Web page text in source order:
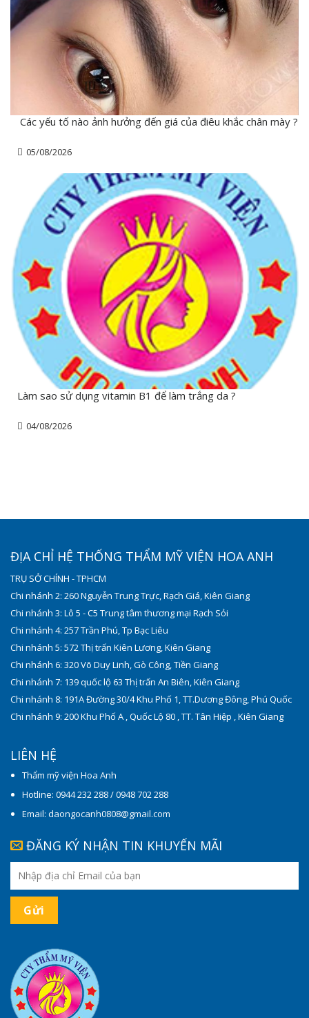
Các yếu tố nào ảnh hưởng đến giá của điêu khắc chân mày ?
05/08/2026
Làm sao sử dụng vitamin B1 để làm trắng da ?
04/08/2026
ĐỊA CHỈ HỆ THỐNG THẨM MỸ VIỆN HOA ANH
TRỤ SỞ CHÍNH - TPHCM
Chi nhánh 2: 260 Nguyễn Trung Trực, Rạch Giá, Kiên Giang
Chi nhánh 3: Lô 5 - C5 Trung tâm thương mại Rạch Sỏi
Chi nhánh 4: 257 Trần Phú, Tp Bạc Liêu
Chi nhánh 5: 572 Thị trấn Kiên Lương, Kiên Giang
Chi nhánh 6: 320 Võ Duy Linh, Gò Công, Tiền Giang
Chi nhánh 7: 139 quốc lộ 63 Thị trấn An Biên, Kiên Giang
Chi nhánh 8: 191A Đường 30/4 Khu Phố 1, TT.Dương Đông, Phú Quốc
Chi nhánh 9: 200 Khu Phố A , Quốc Lộ 80 , TT. Tân Hiệp , Kiên Giang
LIÊN HỆ
Thẩm mỹ viện Hoa Anh
Hotline: 0944 232 288 / 0948 702 288
Email: daongocanh0808@gmail.com
ĐĂNG KÝ NHẬN TIN KHUYẾN MÃI